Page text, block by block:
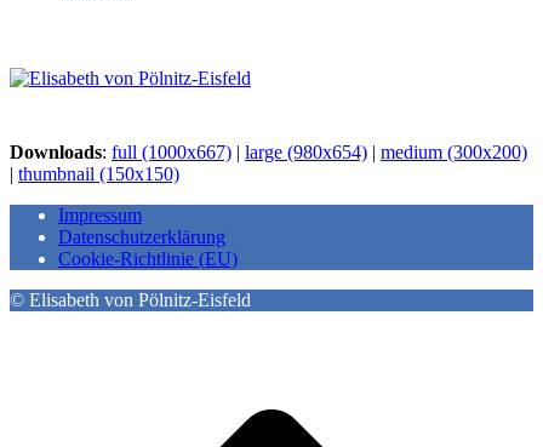
Downloads: full (1000x667) | large (980x654) | medium (300x200)
| thumbnail (150x150)
Impressum
Datenschutzerklärung
Cookie-Richtlinie (EU)
© Elisabeth von Pölnitz-Eisfeld